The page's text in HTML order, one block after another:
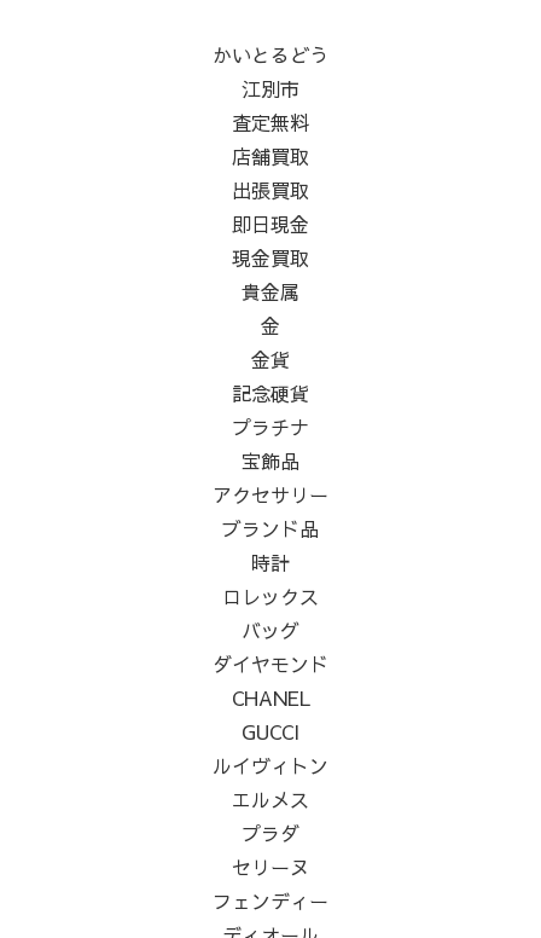
かいとるどう
江別市
査定無料
店舗買取
出張買取
即日現金
現金買取
貴金属
金
金貨
記念硬貨
プラチナ
宝飾品
アクセサリー
ブランド品
時計
ロレックス
バッグ
ダイヤモンド
CHANEL
GUCCI
ルイヴィトン
エルメス
プラダ
セリーヌ
フェンディー